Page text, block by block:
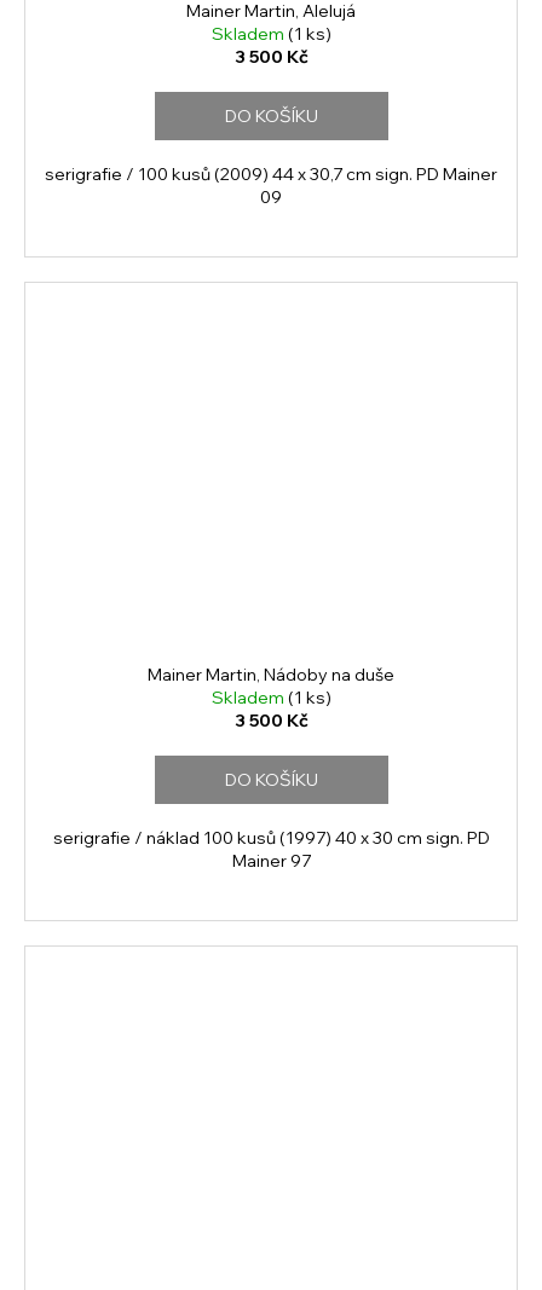
Mainer Martin, Alelujá
Skladem (1 ks)
3 500 Kč
DO KOŠÍKU
serigrafie / 100 kusů (2009) 44 x 30,7 cm sign. PD Mainer
09
Mainer Martin, Nádoby na duše
Skladem (1 ks)
3 500 Kč
DO KOŠÍKU
serigrafie / náklad 100 kusů (1997) 40 x 30 cm sign. PD
Mainer 97